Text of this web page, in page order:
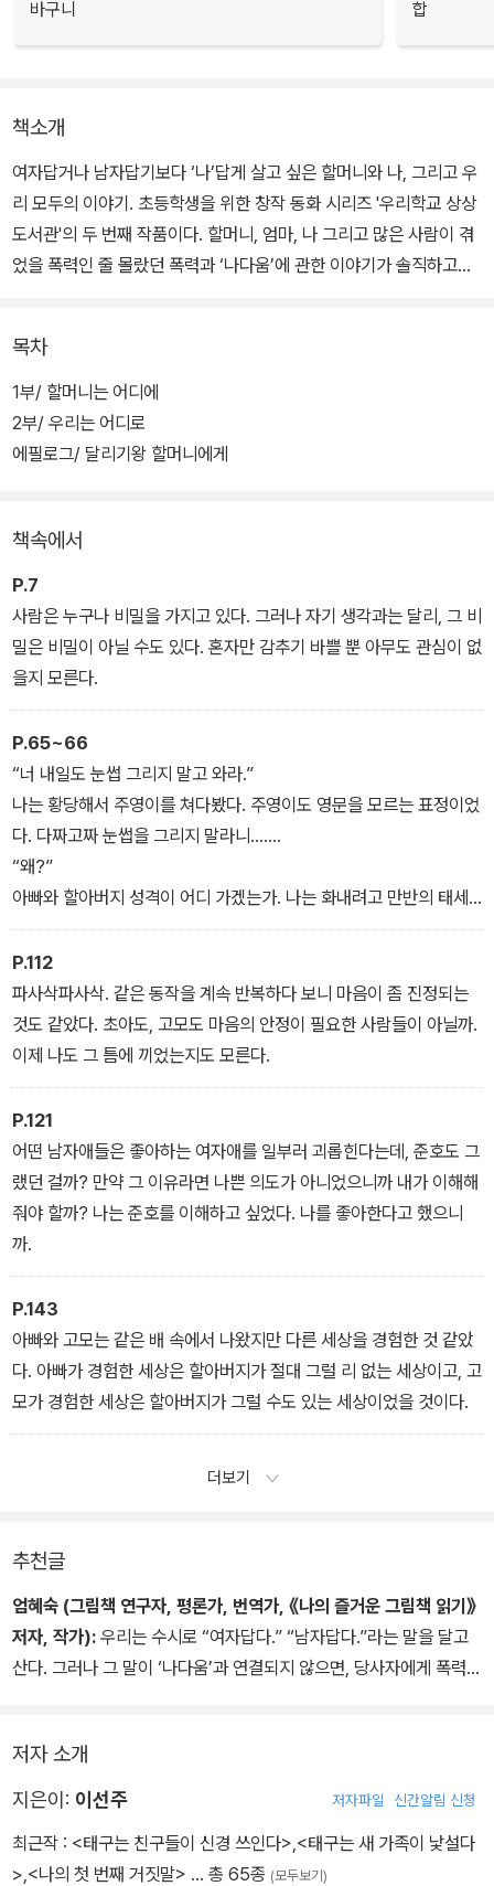
바구니 합
책소개
여자답거나 남자답기보다 ‘나’답게 살고 싶은 할머니와 나, 그리고 우
리 모두의 이야기. 초등학생을 위한 창작 동화 시리즈 '우리학교 상상
도서관'의 두 번째 작품이다. 할머니, 엄마, 나 그리고 많은 사람이 겪
었을 폭력인 줄 몰랐던 폭력과 ‘나다움’에 관한 이야기가 솔직하고도
눈썹이 없는 게 콤플렉스인 혜지는 돌아가신 줄 알았던 할머니가 살
아 계신다는 사실을 우연히 알게 되고, 어떻게든 할머니의 비밀을 파
헤치겠다고 다짐한다. 자꾸 눈썹을 그리라고 강요하는 준호가 자기를
좋아하는 건지 협박하는 건지 알 수 없는 혜지 앞에 할머니의 과거와
신의 문제를 똑바로 마주할 수 있을까?
목차
1부/ 할머니는 어디에
2부/ 우리는 어디로
에필로그/ 달리기왕 할머니에게
책속에서
P.7
사람은 누구나 비밀을 가지고 있다. 그러나 자기 생각과는 달리, 그 비
밀은 비밀이 아닐 수도 있다. 혼자만 감추기 바쁠 뿐 아무도 관심이 없
을지 모른다.
P.65~66
“너 내일도 눈썹 그리지 말고 와라.”
나는 황당해서 주영이를 쳐다봤다. 주영이도 영문을 모르는 표정이었
다. 다짜고짜 눈썹을 그리지 말라니…….
“왜?”
아빠와 할아버지 성격이 어디 가겠는가. 나는 화내려고 만반의 태세
를 갖추고는 초아의 눈을 똑바로 쏘아봤다.
“그럼 지는 거니까.”
P.112
파사삭파사삭. 같은 동작을 계속 반복하다 보니 마음이 좀 진정되는
것도 같았다. 초아도, 고모도 마음의 안정이 필요한 사람들이 아닐까.
이제 나도 그 틈에 끼었는지도 모른다.
P.121
어떤 남자애들은 좋아하는 여자애를 일부러 괴롭힌다는데, 준호도 그
랬던 걸까? 만약 그 이유라면 나쁜 의도가 아니었으니까 내가 이해해
줘야 할까? 나는 준호를 이해하고 싶었다. 나를 좋아한다고 했으니
까.
P.143
아빠와 고모는 같은 배 속에서 나왔지만 다른 세상을 경험한 것 같았
다. 아빠가 경험한 세상은 할아버지가 절대 그럴 리 없는 세상이고, 고
모가 경험한 세상은 할아버지가 그럴 수도 있는 세상이었을 것이다.
더보기
추천글
엄혜숙 (그림책 연구자, 평론가, 번역가, 《나의 즐거운 그림책 읽기》
저자, 작가): 우리는 수시로 “여자답다.” “남자답다.”라는 말을 달고
산다. 그러나 그 말이 ‘나다움’과 연결되지 않으면, 당사자에게 폭력적
어달리기』는 할머니 세대, 어머니 세대, ‘나’의 세대로 이어지는 여성
을 향한 역할 기대가 실상은 폭력적일 수 있다는 것을 추리 소설 방식
저자 소개
지은이: 이선주 저자파일 신간알림 신청
최근작 : <태구는 친구들이 신경 쓰인다> <태구는 새 가족이 낯설다
> <나의 첫 번째 거짓말> … 총 65종 (모두보기)